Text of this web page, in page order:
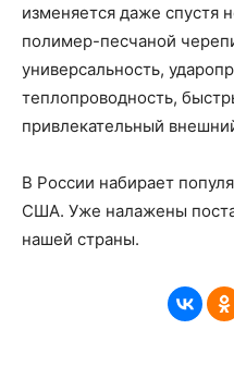
изменяется даже спустя
полимер-песчаной
универсальность,
теплопроводность,
привлекательный
В России набирает
США. Уже налажены
нашей страны.